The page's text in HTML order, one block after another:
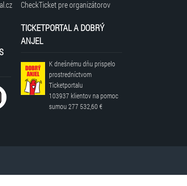
+ sviatky 9:30 – 19:00. Posledný vstup
a následne 10:00 a každú hodinu)
CheckTicket pre organizátorov
TICKETPORTAL A DOBRÝ
ANJEL
K dnešnému dňu prispelo
prostredníctvom
Ticketportalu
103937 klientov na pomoc
sumou277 532,60 €